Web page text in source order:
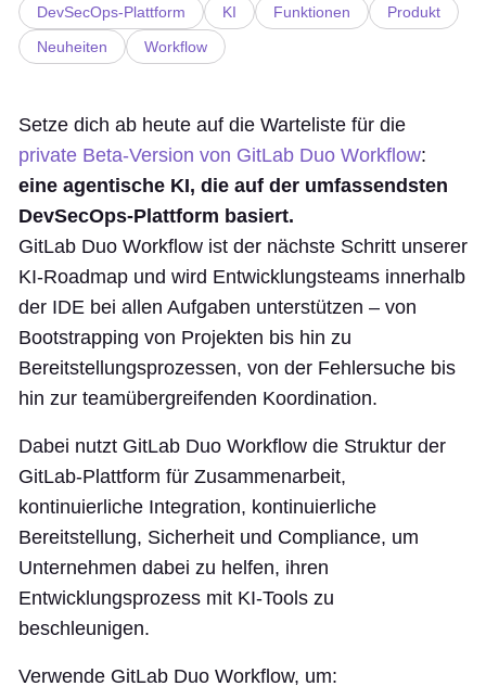
DevSecOps-Plattform KI Funktionen
Produkt
Neuheiten
Workflow
Setze dich ab heute auf die Warteliste für die
private Beta-Version von GitLab Duo Workflow:
eine agentische KI, die auf der umfassendsten
DevSecOps-Plattform basiert.
GitLab Duo Workflow ist der nächste Schritt unserer
KI-Roadmap und wird Entwicklungsteams innerhalb
der IDE bei allen Aufgaben unterstützen – von
Bootstrapping von Projekten bis hin zu
Bereitstellungsprozessen, von der Fehlersuche bis
hin zur teamübergreifenden Koordination.
Dabei nutzt GitLab Duo Workflow die Struktur der
GitLab-Plattform für Zusammenarbeit,
kontinuierliche Integration, kontinuierliche
Bereitstellung, Sicherheit und Compliance, um
Unternehmen dabei zu helfen, ihren
Entwicklungsprozess mit KI-Tools zu
beschleunigen.
Verwende GitLab Duo Workflow, um: